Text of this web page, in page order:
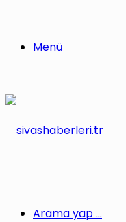
Menü
Arama yap ...